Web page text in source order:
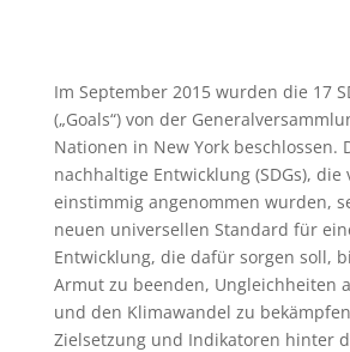
Im September 2015 wurden die 17
(„Goals“) von der
Nationen in New York beschlossen.
nachhaltige Entwicklung (SDGs), die
einstimmig angenommen wurden,
neuen universellen Standard für
Entwicklung, die dafür sorgen soll,
Armut zu beenden, Ungleichheiten
und den Klimawandel zu
Zielsetzung und Indikatoren hinter